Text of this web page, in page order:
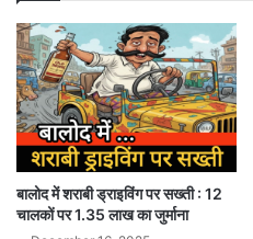
बालोद में शराबी ड्राइविंग पर सख्ती : 12
चालकों पर 1.35 लाख का जुर्माना